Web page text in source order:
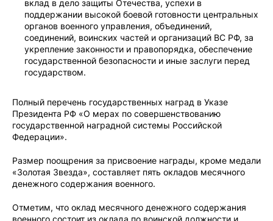
вклад в дело защиты Отечества, успехи в
поддержании высокой боевой готовности центральных
органов военного управления, объединений,
соединений, воинских частей и организаций ВС РФ, за
укрепление законности и правопорядка, обеспечение
государственной безопасности и иные заслуги перед
государством.
Полный перечень государственных наград в Указе
Президента РФ «О мерах по совершенствованию
государственной наградной системы Российской
Федерации».
Размер поощрения за присвоение награды, кроме медали
«Золотая Звезда», составляет пять окладов месячного
денежного содержания военного.
Отметим, что оклад месячного денежного содержания
военного состоит из оклада по воинской должности и